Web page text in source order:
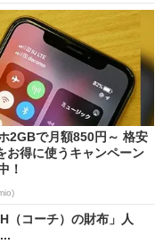
2GBで月額850円～ 格安
お得に使うキャンペーン
！
（コーチ）の財布」人